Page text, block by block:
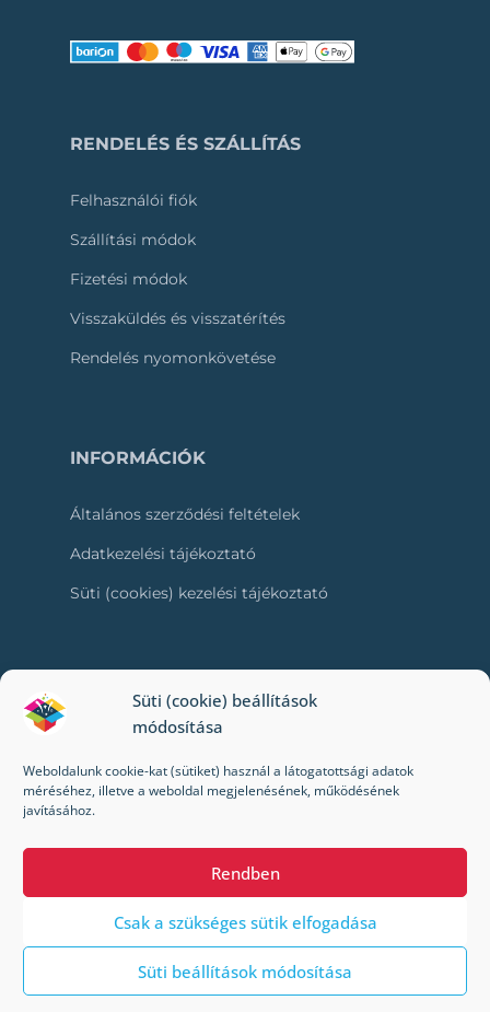
Süti (cookie) beállítások
módosítása
Weboldalunk cookie-kat (sütiket) használ a látogatottsági adatok
méréséhez, illetve a weboldal megjelenésének, működésének
javításához.
Rendben
Csak a szükséges sütik elfogadása
Süti beállítások módosítása
A Toybox webáruházban a megrendelés/kiszállítás
RENDELÉS ÉS SZÁLLÍTÁS
Felhasználói fiók
Szállítási módok
Fizetési módok
Visszaküldés és visszatérítés
Rendelés nyomonkövetése
INFORMÁCIÓK
Általános szerződési feltételek
Adatkezelési tájékoztató
Süti (cookies) kezelési tájékoztató
RÓLUNK
Kik vagyunk mi?